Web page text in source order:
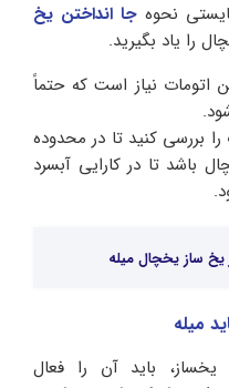
نحوهجا انداختن یخ
را یاد بگیرید.
نیاز است که حتماً
بررسی کنید تا در محدوده
باشد تا در کارایی آبسرد
یخ ساز یخچال میله
میله
یخساز، باید آن را فعال